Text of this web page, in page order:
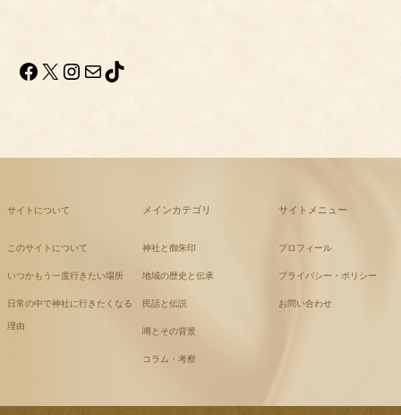
Facebook
X Instagram
メールTikTok
サイトについて
このサイトについて
いつかもう一度行きたい場所
日常の中で神社に行きたくなる
理由
メインカテゴリ
神社と御朱印
地域の歴史と伝承
民話と伝説
噂とその背景
コラム・考察
サイトメニュー
プロフィール
プライバシー・ポリシー
お問い合わせ